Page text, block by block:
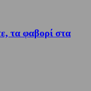
τα φαβορί στα